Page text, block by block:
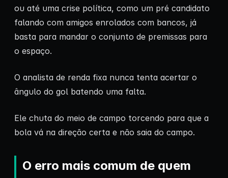
ou até uma crise política, como um pré candidato
falando com amigos enrolados com bancos, já
basta para mandar o conjunto de premissas para
o espaço.
O analista de renda fixa nunca tenta acertar o
ângulo do gol batendo uma falta.
Ele chuta do meio de campo torcendo para que a
bola vá na direção certa e não saia do campo.
O erro mais comum de quem